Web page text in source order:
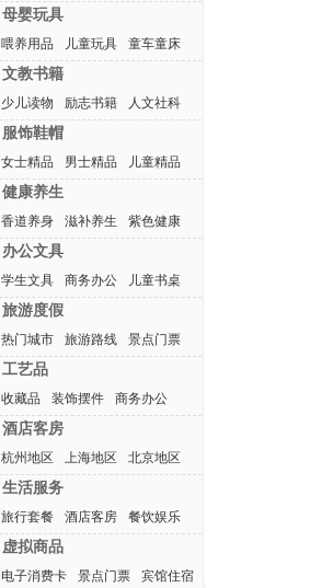
母婴玩具
喂养用品 儿童玩具 童车童床
文教书籍
少儿读物 励志书籍 人文社科
服饰鞋帽
女士精品 男士精品 儿童精品
健康养生
香道养身 滋补养生 紫色健康
办公文具
学生文具 商务办公 儿童书桌
旅游度假
热门城市 旅游路线 景点门票
工艺品
收藏品 装饰摆件 商务办公
酒店客房
杭州地区 上海地区 北京地区
生活服务
旅行套餐 酒店客房 餐饮娱乐
虚拟商品
电子消费卡 景点门票 宾馆住宿
热门排行